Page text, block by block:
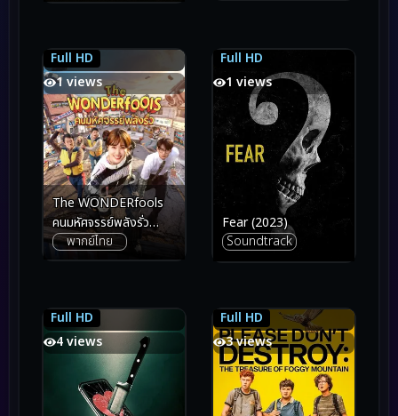
Full HD
7.7
1 views
7.7
The WONDERfools
คนมหัศจรรย์พลังรั่ว
(2026)
พากย์ไทย
Full HD
3.4
1 views
3.4
Fear (2023)
Soundtrack
Full HD
6.6
4 views
6.6 Full HD
4.1
3 views
4.1